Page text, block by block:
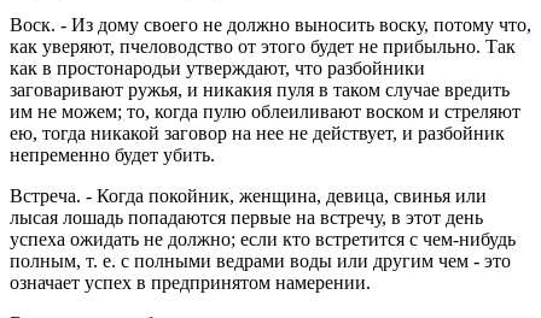
Воск. - Из дому своего не должно выносить воску, потому что,
как уверяют, пчеловодство от этого будет не прибыльно. Так
как в простонародьи утверждают, что разбойники
заговаривают ружья, и никакия пуля в таком случае вредить
им не можем; то, когда пулю облеиливают воском и стреляют
ею, тогда никакой заговор на нее не действует, и разбойник
непременно будет убить.
Встреча. - Когда покойник, женщина, девица, свинья или
лысая лошадь попадаются первые на встречу, в этот день
успеха ожидать не должно; если кто встретится с чем-нибудь
полным, т. е. с полными ведрами воды или другим чем - это
означает успех в предпринятом намерении.